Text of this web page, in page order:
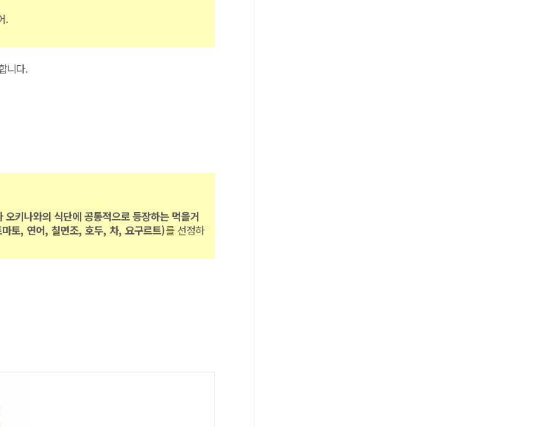
.
니다.
키나와의 식단에 공통적으로 등장하는 먹을거
토, 연어, 칠면조, 호두, 차, 요구르트)를 선정하